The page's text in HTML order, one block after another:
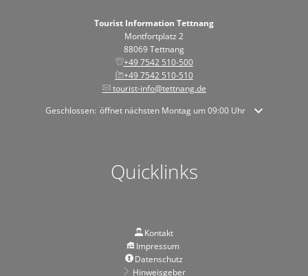
Tourist Information Tettnang
Montfortplatz 2
88069 Tettnang
+49 7542 510-500
+49 7542 510-510
tourist-info@tettnang.de
Klicken, um weitere Öffnungs- oder Schließzeiten auszublenden
Geschlossen: öffnet nächsten Montag um 09:00 Uhr
Quicklinks
Kontakt
Impressum
Datenschutz
Hinweisgeber